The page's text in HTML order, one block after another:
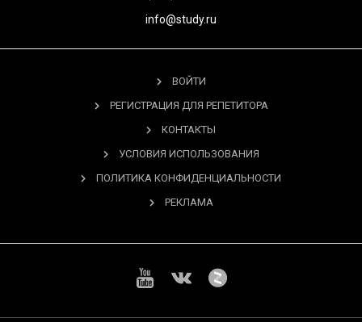
info@study.ru
ВОЙТИ
РЕГИСТРАЦИЯ ДЛЯ РЕПЕТИТОРА
КОНТАКТЫ
УСЛОВИЯ ИСПОЛЬЗОВАНИЯ
ПОЛИТИКА КОНФИДЕНЦИАЛЬНОСТИ
РЕКЛАМА